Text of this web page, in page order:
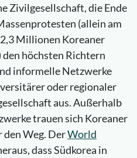
Zivilgesellschaft, die Ende
(allein am
Millionen Koreaner
den höchsten Richtern
informelle Netzwerke
oder regionaler
aus. Außerhalb
trauen sich Koreaner
Weg. DerWorld
dass Südkorea in